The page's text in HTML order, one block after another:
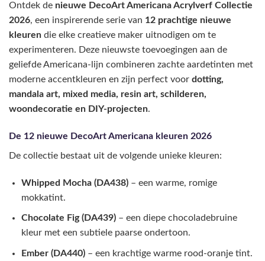
Ontdek de nieuwe DecoArt Americana Acrylverf Collectie
2026, een inspirerende serie van 12 prachtige nieuwe
kleuren die elke creatieve maker uitnodigen om te
experimenteren. Deze nieuwste toevoegingen aan de
geliefde Americana-lijn combineren zachte aardetinten met
moderne accentkleuren en zijn perfect voor dotting,
mandala art, mixed media, resin art, schilderen,
woondecoratie en DIY-projecten.
De 12 nieuwe DecoArt Americana kleuren 2026
De collectie bestaat uit de volgende unieke kleuren:
Whipped Mocha (DA438)– een warme, romige
mokkatint.
Chocolate Fig (DA439)– een diepe chocoladebruine
kleur met een subtiele paarse ondertoon.
Ember (DA440)– een krachtige warme rood-oranje tint.